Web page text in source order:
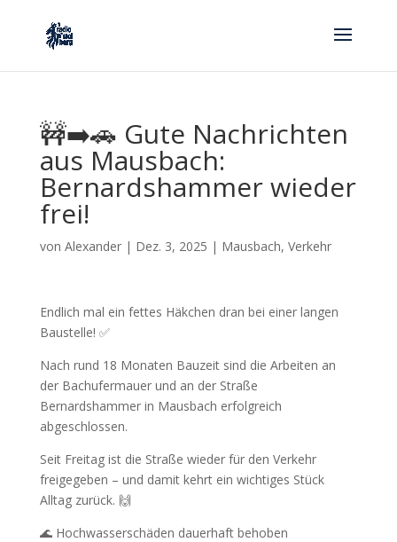
🚧➡️🚗 Gute Nachrichten
aus Mausbach:
Bernardshammer wieder
frei!
von Alexander| Dez. 3, 2025 | Mausbach, Verkehr
Endlich mal ein fettes Häkchen dran bei einer langen
Baustelle! ✅
Nach rund 18 Monaten Bauzeit sind die Arbeiten an
der Bachufermauer und an der Straße
Bernardshammer in Mausbach erfolgreich
abgeschlossen.
Seit Freitag ist die Straße wieder für den Verkehr
freigegeben – und damit kehrt ein wichtiges Stück
Alltag zurück. 🙌
🌊 Hochwasserschäden dauerhaft behoben